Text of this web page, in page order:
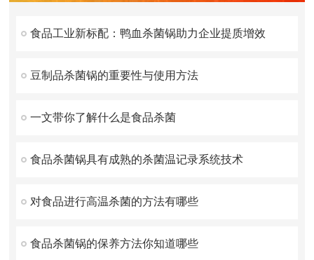
食品工业新标配：鸭血杀菌锅助力企业提质增效
豆制品杀菌锅的重要性与使用方法
一文带你了解什么是食品杀菌
食品杀菌锅具有成熟的杀菌温记录系统技术
对食品进行高温杀菌的方法有哪些
食品杀菌锅的保养方法你知道哪些